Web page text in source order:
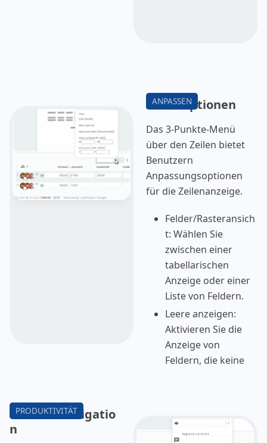
Zeilenoptionen
Das 3-Punkte-Menü
über den Zeilen bietet
Benutzern
Anpassungsoptionen
für die Zeilenanzeige.
Felder/Rasteransich
t: Wählen Sie
zwischen einer
tabellarischen
Anzeige oder einer
Liste von Feldern.
Leere anzeigen:
Aktivieren Sie die
Anzeige von
Feldern, die keine
festlegen können,
welche Felder oder
Tastaturnavigatio
n